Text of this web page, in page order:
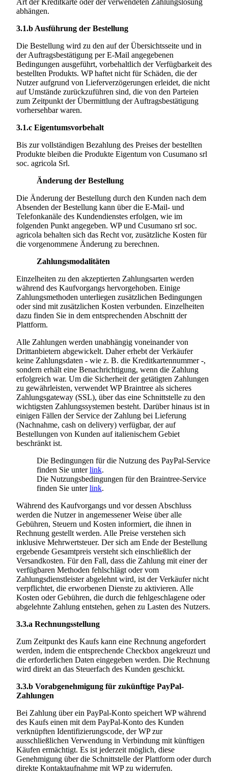
Art der Kreditkarte oder der verwendeten Zahlungslösung
abhängen.
3.1.b Ausführung der Bestellung
Die Bestellung wird zu den auf der Übersichtsseite und in
der Auftragsbestätigung per E-Mail angegebenen
Bedingungen ausgeführt, vorbehaltlich der Verfügbarkeit des
bestellten Produkts. WP haftet nicht für Schäden, die der
Nutzer aufgrund von Lieferverzögerungen erleidet, die nicht
auf Umstände zurückzuführen sind, die von den Parteien
zum Zeitpunkt der Übermittlung der Auftragsbestätigung
vorhersehbar waren.
3.1.c Eigentumsvorbehalt
Bis zur vollständigen Bezahlung des Preises der bestellten
Produkte bleiben die Produkte Eigentum von Cusumano srl
soc. agricola Srl.
Änderung der Bestellung
Die Änderung der Bestellung durch den Kunden nach dem
Absenden der Bestellung kann über die E-Mail- und
Telefonkanäle des Kundendienstes erfolgen, wie im
folgenden Punkt angegeben. WP und Cusumano srl soc.
agricola behalten sich das Recht vor, zusätzliche Kosten für
die vorgenommene Änderung zu berechnen.
Zahlungsmodalitäten
Einzelheiten zu den akzeptierten Zahlungsarten werden
während des Kaufvorgangs hervorgehoben. Einige
Zahlungsmethoden unterliegen zusätzlichen Bedingungen
oder sind mit zusätzlichen Kosten verbunden. Einzelheiten
dazu finden Sie in dem entsprechenden Abschnitt der
Plattform.
Alle Zahlungen werden unabhängig voneinander von
Drittanbietern abgewickelt. Daher erhebt der Verkäufer
keine Zahlungsdaten - wie z. B. die Kreditkartennummer -,
sondern erhält eine Benachrichtigung, wenn die Zahlung
erfolgreich war. Um die Sicherheit der getätigten Zahlungen
zu gewährleisten, verwendet WP Braintree als sicheres
Zahlungsgateway (SSL), über das eine Schnittstelle zu den
wichtigsten Zahlungssystemen besteht. Darüber hinaus ist in
einigen Fällen der Service der Zahlung bei Lieferung
(Nachnahme, cash on delivery) verfügbar, der auf
Bestellungen von Kunden auf italienischem Gebiet
beschränkt ist.
Die Bedingungen für die Nutzung des PayPal-Service
finden Sie unterlink.
Die Nutzungsbedingungen für den Braintree-Service
finden Sie unterlink.
Während des Kaufvorgangs und vor dessen Abschluss
werden die Nutzer in angemessener Weise über alle
Gebühren, Steuern und Kosten informiert, die ihnen in
Rechnung gestellt werden. Alle Preise verstehen sich
inklusive Mehrwertsteuer. Der sich am Ende der Bestellung
ergebende Gesamtpreis versteht sich einschließlich der
Versandkosten. Für den Fall, dass die Zahlung mit einer der
verfügbaren Methoden fehlschlägt oder vom
Zahlungsdienstleister abgelehnt wird, ist der Verkäufer nicht
verpflichtet, die erworbenen Dienste zu aktivieren. Alle
Kosten oder Gebühren, die durch die fehlgeschlagene oder
abgelehnte Zahlung entstehen, gehen zu Lasten des Nutzers.
3.3.a Rechnungsstellung
Zum Zeitpunkt des Kaufs kann eine Rechnung angefordert
werden, indem die entsprechende Checkbox angekreuzt und
die erforderlichen Daten eingegeben werden. Die Rechnung
wird direkt an das Steuerfach des Kunden geschickt.
3.3.b Vorabgenehmigung für zukünftige PayPal-
Zahlungen
Bei Zahlung über ein PayPal-Konto speichert WP während
des Kaufs einen mit dem PayPal-Konto des Kunden
verknüpften Identifizierungscode, der WP zur
ausschließlichen Verwendung in Verbindung mit künftigen
Käufen ermächtigt. Es ist jederzeit möglich, diese
Genehmigung über die Schnittstelle der Plattform oder durch
direkte Kontaktaufnahme mit WP zu widerrufen.